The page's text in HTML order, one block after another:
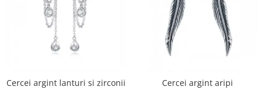
Cercei argint lanturi si zirconii Cercei argint aripi